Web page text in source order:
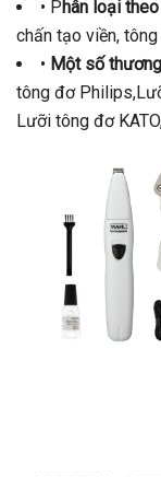
• Phân loại
chấn tạo viền,
• Một số
tông đơ
Lưỡi tông đơ